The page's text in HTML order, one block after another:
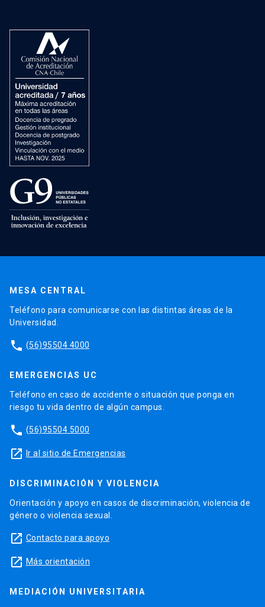
MESA CENTRAL
Teléfono para comunicarse con las distintas áreas de la
Universidad.
phone (56)95504 4000
EMERGENCIAS UC
Teléfono en caso de accidente o situación que ponga en
riesgo tu vida dentro de algún campus.
phone (56)95504 5000
launch Ir al sitio de Emergencias
DISCRIMINACIÓN Y VIOLENCIA
Orientación y apoyo en casos de discriminación, violencia de
género o violencia sexual.
launch Contacto para apoyo
launch Más orientación
MEDIACIÓN UNIVERSITARIA